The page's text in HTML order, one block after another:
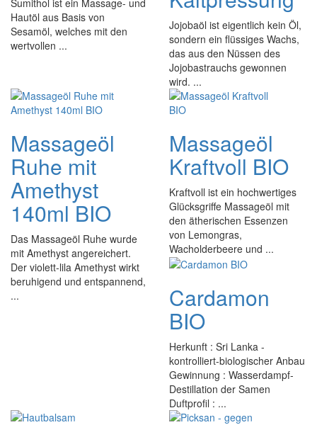
Sumithol ist ein Massage- und
Hautöl aus Basis von
Sesamöl, welches mit den
wertvollen ...
Jojobaöl ist eigentlich kein Öl,
sondern ein flüssiges Wachs,
das aus den Nüssen des
Jojobastrauchs gewonnen
wird. ...
Massageöl
Ruhe mit
Amethyst
140ml BIO
Das Massageöl Ruhe wurde
mit Amethyst angereichert.
Der violett-lila Amethyst wirkt
beruhigend und entspannend,
...
Massageöl
Kraftvoll BIO
Kraftvoll ist ein hochwertiges
Glücksgriffe Massageöl mit
den ätherischen Essenzen
von Lemongras,
Wacholderbeere und ...
Cardamon
BIO
Herkunft : Sri Lanka -
kontrolliert-biologischer Anbau
Gewinnung : Wasserdampf-
Destillation der Samen
Duftprofil : ...